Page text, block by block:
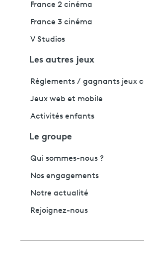
France 2 cinéma
France 3 cinéma
V Studios
Les autres jeux
Règlements / gagnants jeux
Jeux web et mobile
Activités enfants
Le groupe
Qui sommes-nous ?
Nos engagements
Notre actualité
Rejoignez-nous